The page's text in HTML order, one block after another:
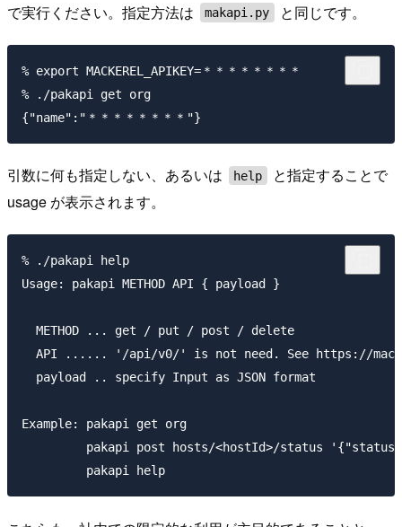
で実行ください。指定方法は
makapi.py と同じです。
% export MACKEREL_APIKEY=＊＊＊＊＊＊＊＊
% ./pakapi get org
引数に何も指定しない、あるいは help
と指定することで
usage が表示されます。
% ./pakapi help
Usage: pakapi METHOD API { payload }
  METHOD ... get / put / post / delete
API ...... '/api/v0/' is not need. See https://
  payload .. specify Input as JSON format
Example: pakapi get org
pakapi post hosts/<hostId>/status